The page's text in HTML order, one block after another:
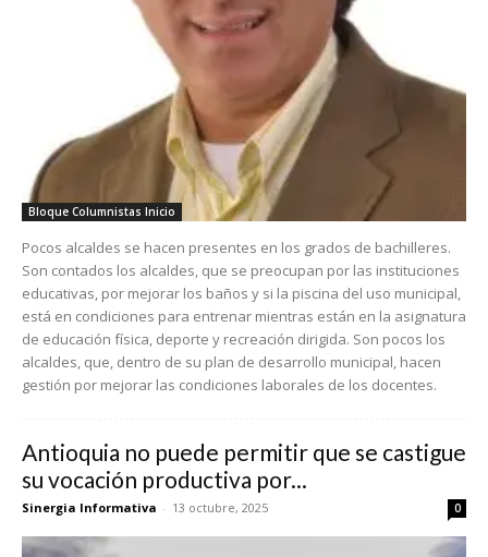
Bloque Columnistas Inicio
Pocos alcaldes se hacen presentes en los grados de bachilleres.
Son contados los alcaldes, que se preocupan por las instituciones
educativas, por mejorar los baños y si la piscina del uso municipal,
está en condiciones para entrenar mientras están en la asignatura
de educación física, deporte y recreación dirigida. Son pocos los
alcaldes, que, dentro de su plan de desarrollo municipal, hacen
gestión por mejorar las condiciones laborales de los docentes.
Antioquia no puede permitir que se castigue
su vocación productiva por...
Sinergia Informativa - 13 octubre, 2025 0